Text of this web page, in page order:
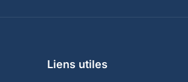
Liens utiles